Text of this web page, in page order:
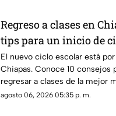
Regreso a clases en
tips para un inicio de
exitoso
El nuevo ciclo escolar está
Chiapas. Conoce 10 consejos
regresar a clases de la mejor
agosto 06, 2026 05:35 p. m.